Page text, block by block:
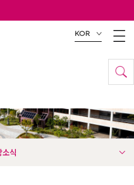
KOR
식